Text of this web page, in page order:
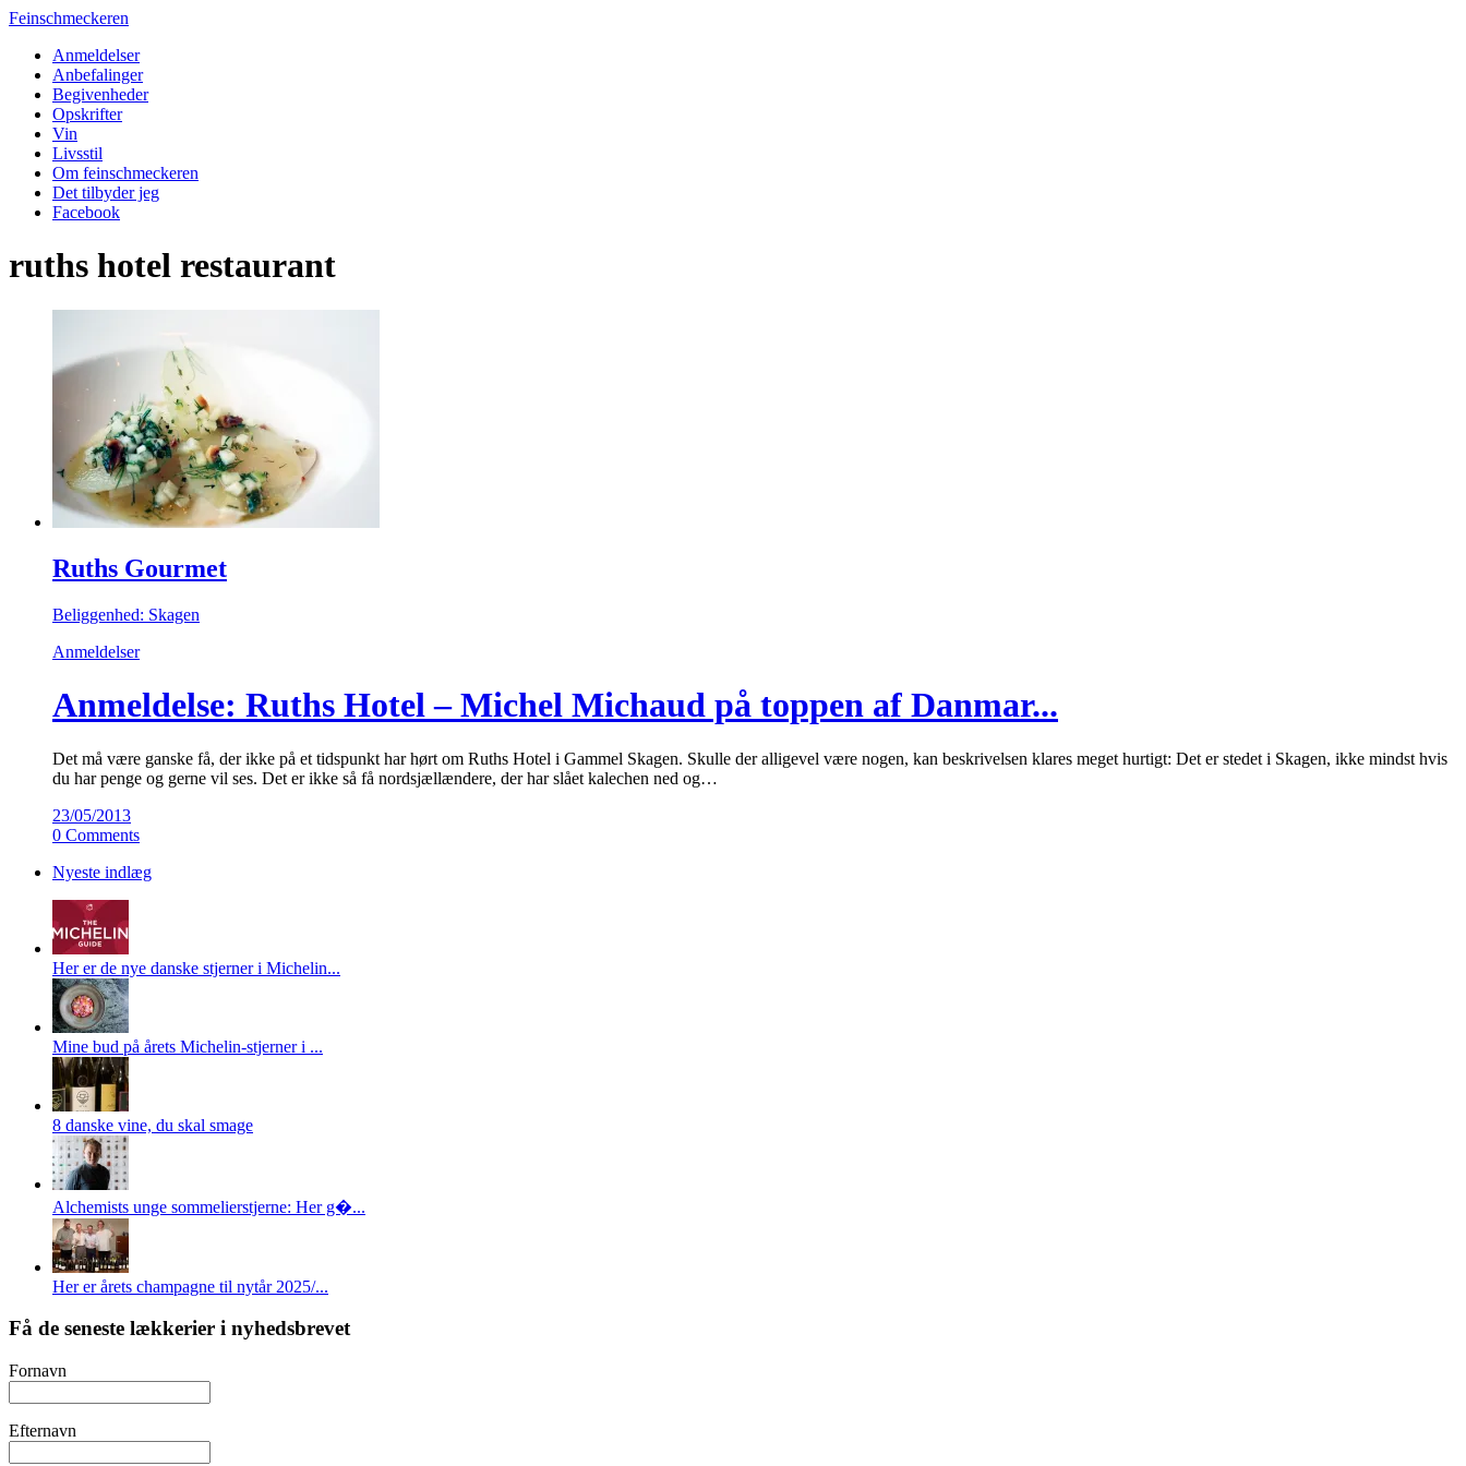
Feinschmeckeren
Anmeldelser
Anbefalinger
Begivenheder
Opskrifter
Vin
Livsstil
Om feinschmeckeren
Det tilbyder jeg
Facebook
ruths hotel restaurant
Ruths Gourmet
Beliggenhed: Skagen
Anmeldelser
Anmeldelse: Ruths Hotel – Michel Michaud på toppen af Danmar...
Det må være ganske få, der ikke på et tidspunkt har hørt om Ruths Hotel i Gammel Skagen. Skulle der alligevel være nogen, kan beskrivelsen klares meget hurtigt: Det er stedet i Skagen, ikke mindst hvis
du har penge og gerne vil ses. Det er ikke så få nordsjællændere, der har slået kalechen ned og…
23/05/2013
0 Comments
Nyeste indlæg
Her er de nye danske stjerner i Michelin...
Mine bud på årets Michelin-stjerner i ...
8 danske vine, du skal smage
Alchemists unge sommelierstjerne: Her g�...
Her er årets champagne til nytår 2025/...
Få de seneste lækkerier i nyhedsbrevet
Fornavn
Efternavn